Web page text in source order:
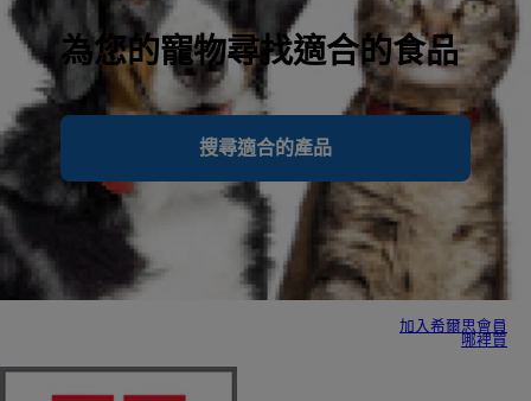
為您的寵物尋找適合的食品
搜尋適合的產品
加入希爾思會員
哪裡買